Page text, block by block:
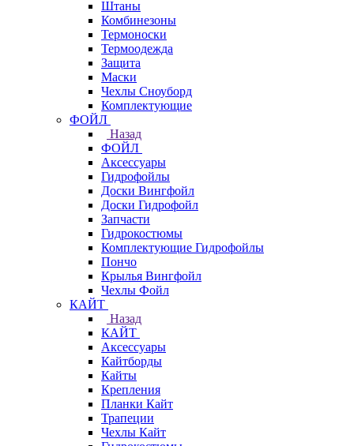
Штаны
Комбинезоны
Термоноски
Термоодежда
Защита
Маски
Чехлы Сноуборд
Комплектующие
ФОЙЛ
Назад
ФОЙЛ
Аксессуары
Гидрофойлы
Доски Вингфойл
Доски Гидрофойл
Запчасти
Гидрокостюмы
Комплектующие Гидрофойлы
Пончо
Крылья Вингфойл
Чехлы Фойл
КАЙТ
Назад
КАЙТ
Аксессуары
Кайтборды
Кайты
Крепления
Планки Кайт
Трапеции
Чехлы Кайт